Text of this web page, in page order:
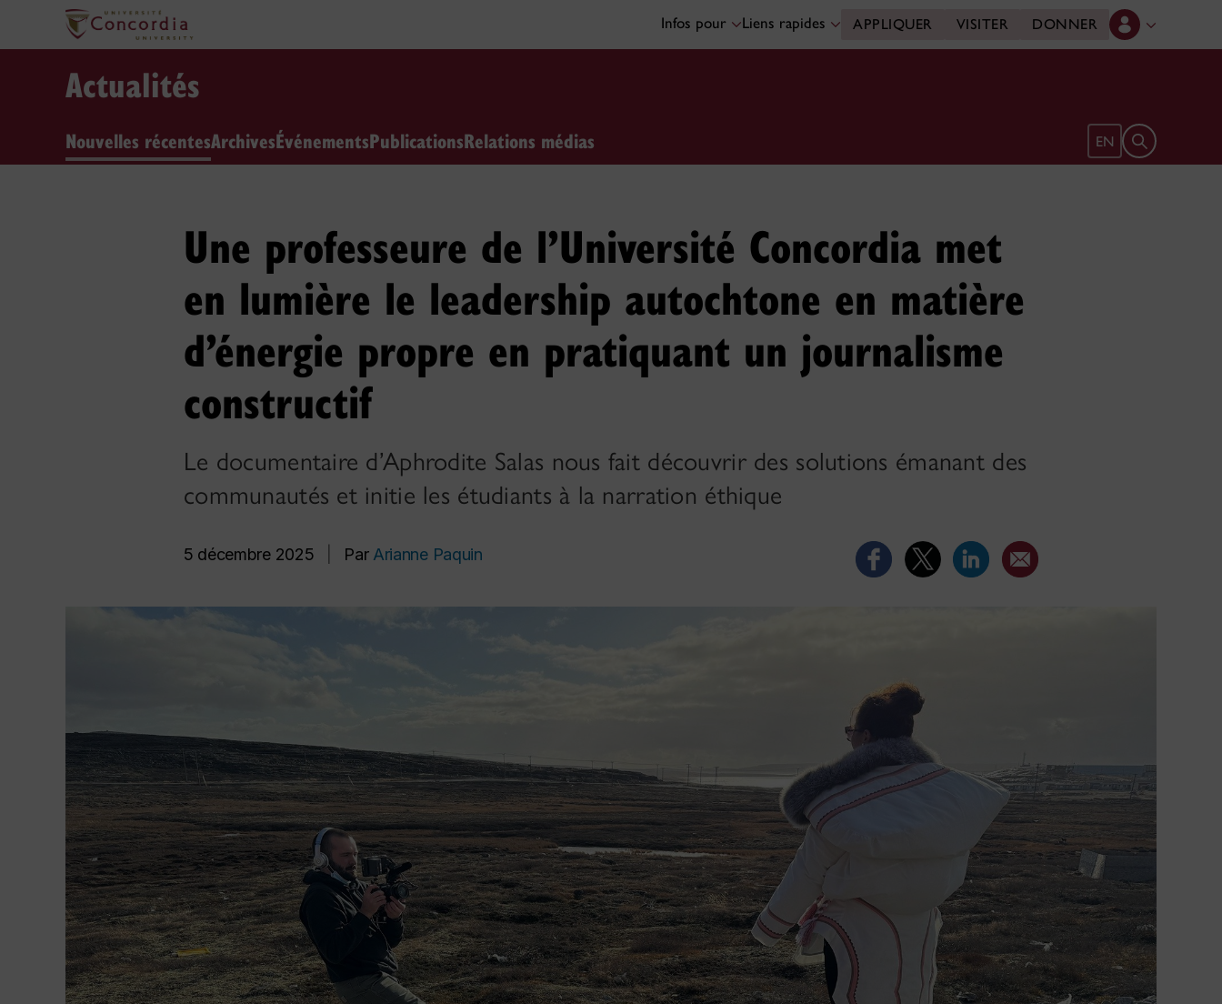
Infos pour Liens rapides APPLIQUER VISITER DONNER
Actualités
Nouvelles récentesArchivesÉvénementsPublicationsRelations médias EN Ouvrir le
Une professeure de l’Université Concordia met
en lumière le leadership autochtone en matière
d’énergie propre en pratiquant un journalisme
constructif
Le documentaire d’Aphrodite Salas nous fait découvrir des solutions émanant des
communautés et initie les étudiants à la narration éthique
5 décembre 2025 Par Arianne Paquin